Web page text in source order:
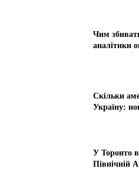
Чим
аналітики
Скільки
Україну:
У Торонто
Північній